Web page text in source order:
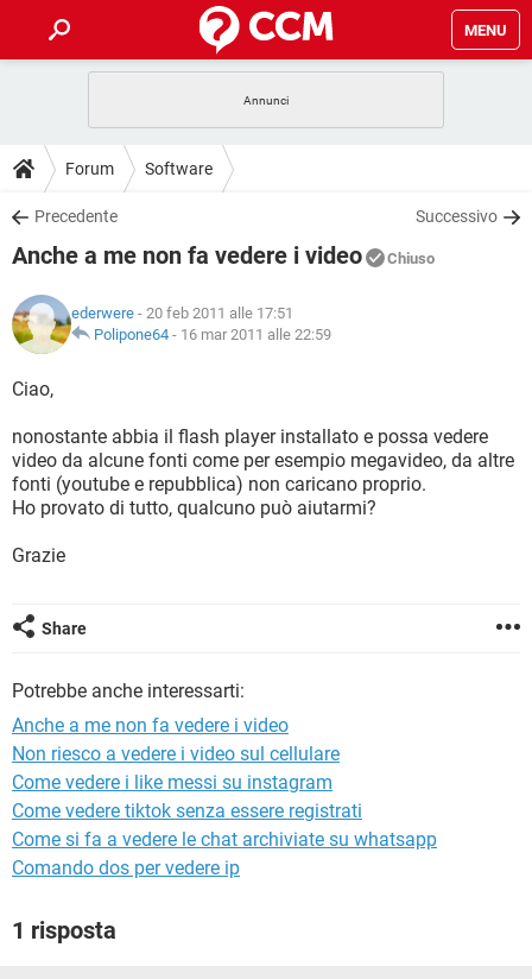
MENU
INTRATTENIMENTO
iOS
INSTAGRAM WHATSAPP
TIKTOK
HARDWARE
GUIDE
COVID-19
INSTAGRAM WHATSAPP
TIKTOK
HARDWARE
DOWNLOAD
COVID-19 GAMING
INTRATTENIMENTO
iOS WINDOWS 10
INSTAGRAM
HARDWARE
COVID-19 GAMING
INTRATTENIMENTO
iOS
INSTAGRAM WHATSAPP
TIKTOK FACEBOOK
HARDWARE
GLOSSARIO
COVID-19
iOS WINDOWS 10
INSTAGRAM WHATSAPP
Forum Software
Precedente Successivo
Anche a me non fa vedere i video Chiuso
ederwere - 20 feb 2011 alle 17:51
Polipone64 - 16 mar 2011 alle 22:59
Ciao,
nonostante abbia il flash player installato e possa vedere
video da alcune fonti come per esempio megavideo, da altre
fonti (youtube e repubblica) non caricano proprio.
Ho provato di tutto, qualcuno può aiutarmi?
Grazie
Share
Potrebbe anche interessarti:
Anche a me non fa vedere i video
Non riesco a vedere i video sul cellulare
Come vedere i like messi su instagram
Come vedere tiktok senza essere registrati
Come si fa a vedere le chat archiviate su whatsapp
Comando dos per vedere ip
1 risposta